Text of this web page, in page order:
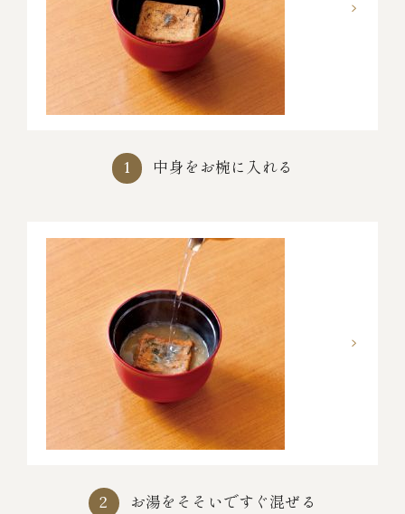
1 中身をお椀に入れる
2 お湯をそそいですぐ混ぜる